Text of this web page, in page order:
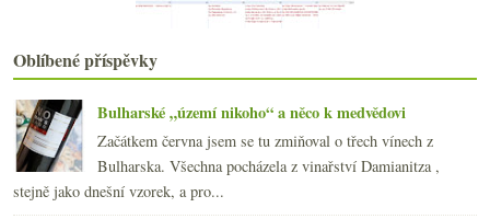
Fotopozdrav ze Skotska
Výsledky ankety „Již jsem pil(a) víno…“
Směr Skotsko, kupředu pravá
Bordeaux 2008, Parker, zodpovědnost a tak vůbec
Průlet Alsaskem s vinařstvím Gustave Lorentz
Na kopci a v Bugsy’s baru
dubna
března
Oblíbené příspěvky
Bulharské „území nikoho“ a něco k medvědovi
Začátkem června jsem se tu zmiňoval o třech vínech z
Bulharska. Všechna pocházela z vinařství Damianitza ,
stejně jako dnešní vzorek, a pro...